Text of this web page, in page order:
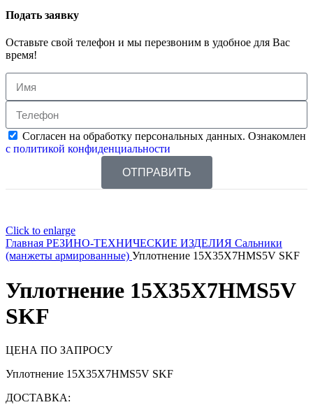
Подать заявку
Оставьте свой телефон и мы перезвоним в удобное для Вас
время!
Согласен на обработку персональных данных. Ознакомлен
с политикой конфиденциальности
ОТПРАВИТЬ
Click to enlarge
Главная РЕЗИНО-ТЕХНИЧЕСКИЕ ИЗДЕЛИЯ Сальники
(манжеты армированные) Уплотнение 15X35X7HMS5V SKF
Уплотнение 15X35X7HMS5V
SKF
ЦЕНА ПО ЗАПРОСУ
Уплотнение 15X35X7HMS5V SKF
ДОСТАВКА: